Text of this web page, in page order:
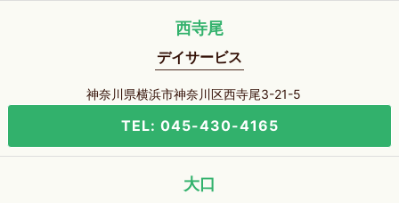
西寺尾
デイサービス
神奈川県横浜市神奈川区西寺尾3-21-5
TEL: 045-430-4165
大口